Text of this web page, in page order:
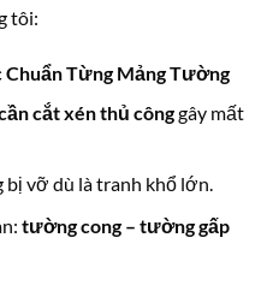
tôi:
Từng Mảng Tường
cắt xén thủ cônggây mất
bị vỡ dù là tranh khổ lớn.
tường cong – tường gấp